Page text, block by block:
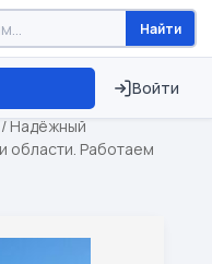
Найти
Войти
⏱ ТОЛЬКО 15 ДНЕЙ
/ Надёжный
области. Работаем